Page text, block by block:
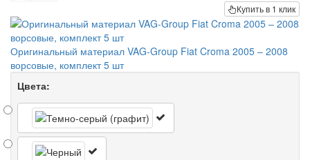
Купить в 1 клик
Оригинальный материал VAG-Group Fiat Croma 2005 – 2008
ворсовые, комплект 5 шт
Цвета: